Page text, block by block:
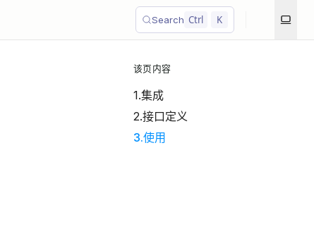
Search Ctrl K
该页内容
1.集成
2.接口定义
3.使用